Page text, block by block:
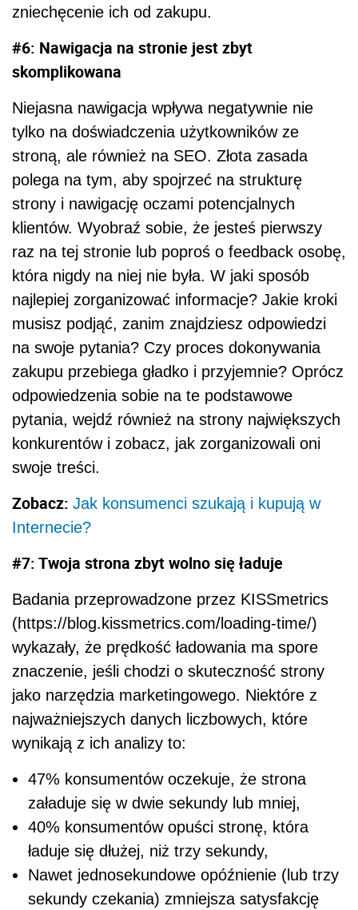
zniechęcenie ich od zakupu.
#6: Nawigacja na stronie jest zbyt
skomplikowana
Niejasna nawigacja wpływa negatywnie nie
tylko na doświadczenia użytkowników ze
stroną, ale również na SEO. Złota zasada
polega na tym, aby spojrzeć na strukturę
strony i nawigację oczami potencjalnych
klientów. Wyobraź sobie, że jesteś pierwszy
raz na tej stronie lub poproś o feedback osobę,
która nigdy na niej nie była. W jaki sposób
najlepiej zorganizować informacje? Jakie kroki
musisz podjąć, zanim znajdziesz odpowiedzi
na swoje pytania? Czy proces dokonywania
zakupu przebiega gładko i przyjemnie? Oprócz
odpowiedzenia sobie na te podstawowe
pytania, wejdź również na strony największych
konkurentów i zobacz, jak zorganizowali oni
swoje treści.
Zobacz: Jak konsumenci szukają i kupują w
Internecie?
#7: Twoja strona zbyt wolno się ładuje
Badania przeprowadzone przez KISSmetrics
(https://blog.kissmetrics.com/loading-time/)
wykazały, że prędkość ładowania ma spore
znaczenie, jeśli chodzi o skuteczność strony
jako narzędzia marketingowego. Niektóre z
najważniejszych danych liczbowych, które
wynikają z ich analizy to:
47% konsumentów oczekuje, że strona
załaduje się w dwie sekundy lub mniej,
40% konsumentów opuści stronę, która
ładuje się dłużej, niż trzy sekundy,
Nawet jednosekundowe opóźnienie (lub trzy
sekundy czekania) zmniejsza satysfakcję